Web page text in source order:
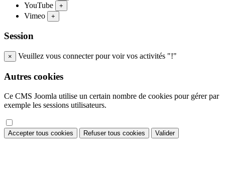
YouTube +
Vimeo +
Session
× Veuillez vous connecter pour voir vos activités "!"
Autres cookies
Ce CMS Joomla utilise un certain nombre de cookies pour gérer par
exemple les sessions utilisateurs.
Accepter tous cookies Refuser tous cookies Valider